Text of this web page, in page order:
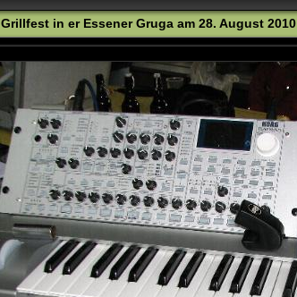
Grillfest in er Essener Gruga am 28. August 2010